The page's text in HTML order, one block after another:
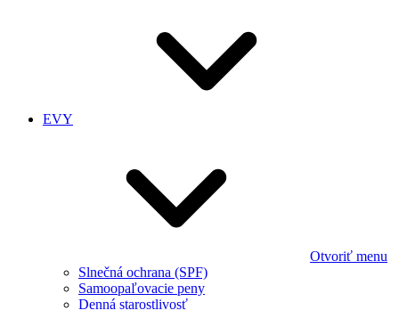
EVY
Otvoriť menu
Slnečná ochrana (SPF)
Samoopaľovacie peny
Denná starostlivosť